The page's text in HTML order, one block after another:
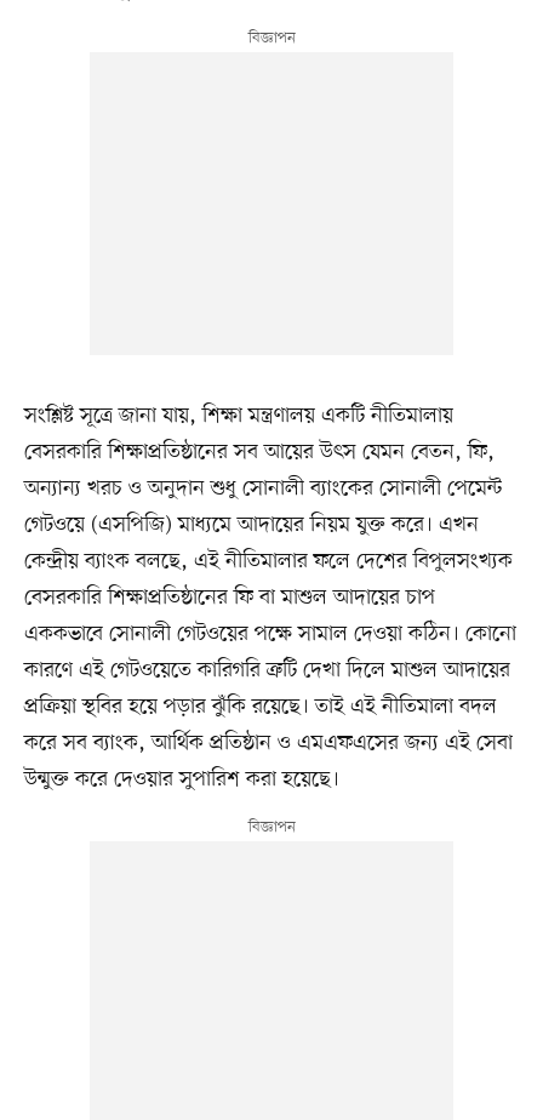
সংশ্লিষ্ট সূত্রে জানা যায়, শিক্ষা মন্ত্রণালয় একটি নীতিমালায়
বেসরকারি শিক্ষাপ্রতিষ্ঠানের সব আয়ের উৎস যেমন বেতন, ফি,
অন্যান্য খরচ ও অনুদান শুধু সোনালী ব্যাংকের সোনালী পেমেন্ট
গেটওয়ে (এসপিজি) মাধ্যমে আদায়ের নিয়ম যুক্ত করে। এখন
কেন্দ্রীয় ব্যাংক বলছে, এই নীতিমালার ফলে দেশের বিপুলসংখ্যক
বেসরকারি শিক্ষাপ্রতিষ্ঠানের ফি বা মাশুল আদায়ের চাপ
এককভাবে সোনালী গেটওয়ের পক্ষে সামাল দেওয়া কঠিন। কোনো
কারণে এই গেটওয়েতে কারিগরি ত্রুটি দেখা দিলে মাশুল আদায়ের
প্রক্রিয়া স্থবির হয়ে পড়ার ঝুঁকি রয়েছে। তাই এই নীতিমালা বদল
করে সব ব্যাংক, আর্থিক প্রতিষ্ঠান ও এমএফএসের জন্য এই সেবা
উন্মুক্ত করে দেওয়ার সুপারিশ করা হয়েছে।